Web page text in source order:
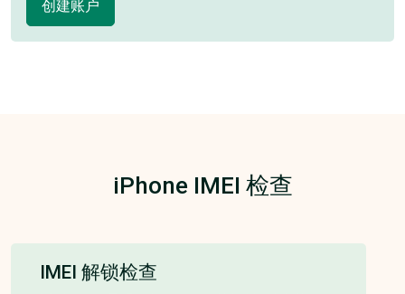
创建账户
iPhone IMEI 检查
IMEI 解锁检查